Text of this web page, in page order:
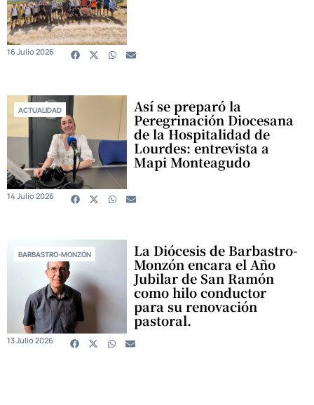
16 Julio 2026
ACTUALIDAD Así se preparó la
Peregrinación Diocesana
de la Hospitalidad de
Lourdes: entrevista a
Mapi Monteagudo
14 Julio 2026
BARBASTRO-MONZÓN La Diócesis de Barbastro-
Monzón encara el Año
Jubilar de San Ramón
como hilo conductor
para su renovación
pastoral.
13 Julio 2026